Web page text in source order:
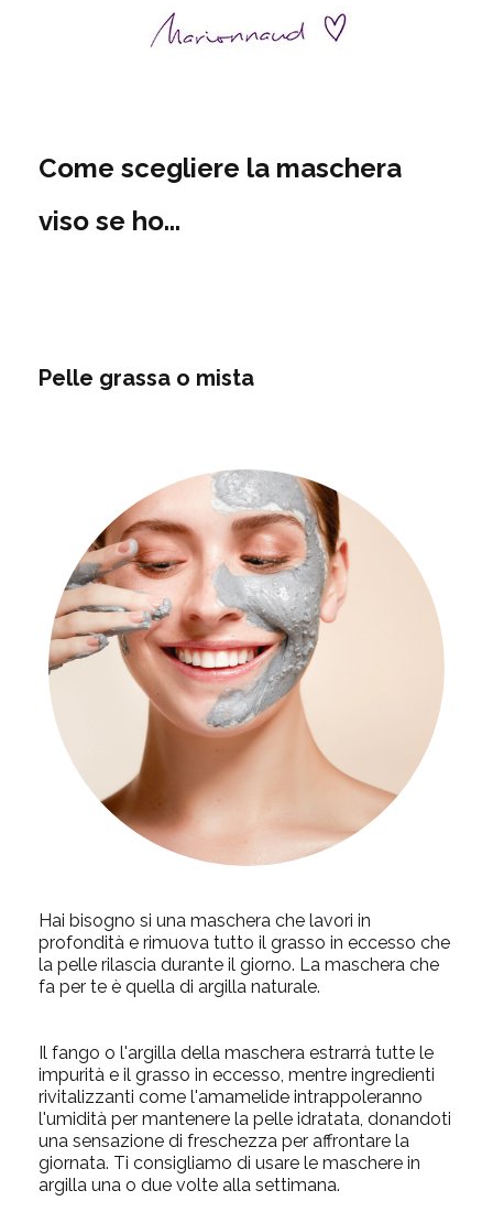
Come scegliere la maschera
viso se ho...
Pelle grassa o mista
Hai bisogno si una maschera che lavori in
profondità e rimuova tutto il grasso in eccesso che
la pelle rilascia durante il giorno. La maschera che
fa per te è quella di argilla naturale.
Il fango o l'argilla della maschera estrarrà tutte le
impurità e il grasso in eccesso, mentre ingredienti
rivitalizzanti come l'amamelide intrappoleranno
l'umidità per mantenere la pelle idratata, donandoti
una sensazione di freschezza per affrontare la
giornata. Ti consigliamo di usare le maschere in
argilla una o due volte alla settimana.